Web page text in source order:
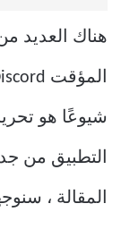
هناك العديد
شيوعًا هو
التطبيق من
المقالة ،